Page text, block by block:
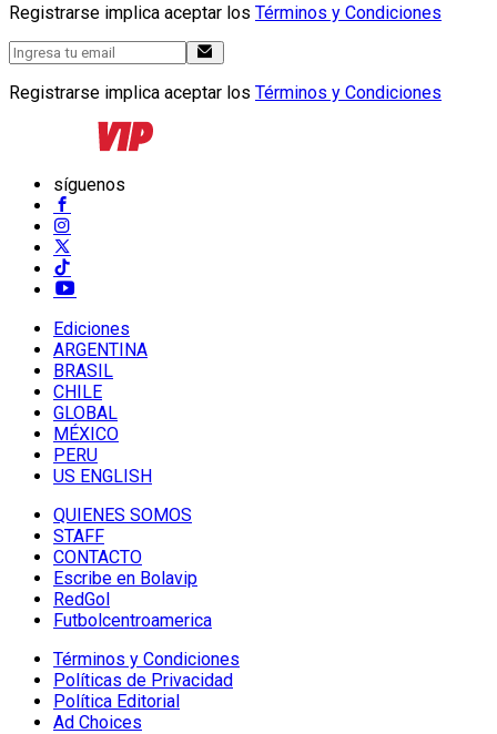
Registrarse implica aceptar los Términos y Condiciones
Registrarse implica aceptar los Términos y Condiciones
síguenos
Ediciones
ARGENTINA
BRASIL
CHILE
GLOBAL
MÉXICO
PERU
US ENGLISH
QUIENES SOMOS
STAFF
CONTACTO
Escribe en Bolavip
RedGol
Futbolcentroamerica
Términos y Condiciones
Políticas de Privacidad
Política Editorial
Ad Choices